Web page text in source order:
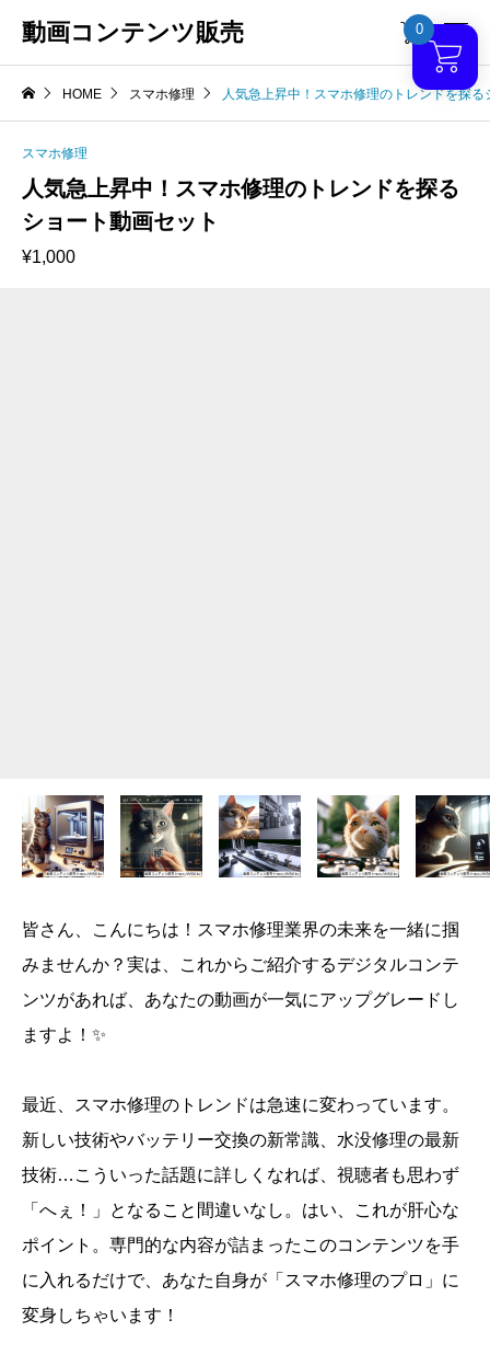
動画コンテンツ販売 
HOME スマホ修理 人気急上昇中！スマホ修理のトレンドを探
スマホ修理
人気急上昇中！スマホ修理のトレンドを探る
ショート動画セット
¥1,000
皆さん、こんにちは！スマホ修理業界の未来を一緒に掴
みませんか？実は、これからご紹介するデジタルコンテ
ンツがあれば、あなたの動画が一気にアップグレードし
ますよ！✨
最近、スマホ修理のトレンドは急速に変わっています。
新しい技術やバッテリー交換の新常識、水没修理の最新
技術…こういった話題に詳しくなれば、視聴者も思わず
「へぇ！」となること間違いなし。はい、これが肝心な
ポイント。専門的な内容が詰まったこのコンテンツを手
に入れるだけで、あなた自身が「スマホ修理のプロ」に
変身しちゃいます！
0